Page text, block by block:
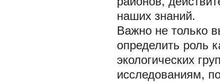
наших знаний.
Важно не только
определить роль
экологических
исследованиям,